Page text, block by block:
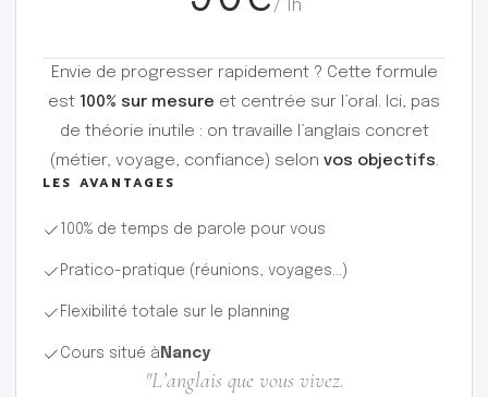
/ 1h
Envie de progresser rapidement ? Cette formule
est 100% sur mesure et centrée sur l’oral. Ici, pas
de théorie inutile : on travaille l’anglais concret
(métier, voyage, confiance) selon vos objectifs.
LES AVANTAGES
100% de temps de parole pour vous
Pratico-pratique (réunions, voyages...)
Flexibilité totale sur le planning
Cours situé à Nancy
"L’anglais que vous vivez.